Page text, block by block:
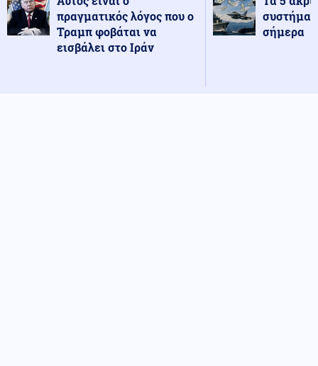
πραγματικός λόγος που ο
Τραμπ φοβάται να
εισβάλει στο Ιράν
σήμερα